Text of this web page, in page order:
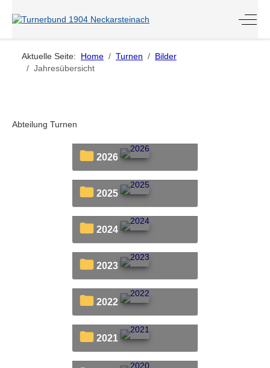
Off-
Aktuelle Seite: Home Turnen
Bilder
Jahresübersicht
Abteilung Turnen
2026
2025
2024
2023
2022
2021